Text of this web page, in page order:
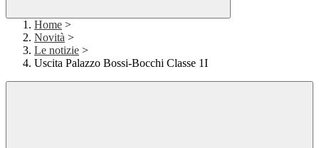
Home >
Novità >
Le notizie >
Uscita Palazzo Bossi-Bocchi Classe 1I